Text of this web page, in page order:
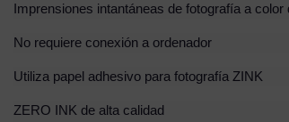
Imprensiones intantáneas de fotografía a
No requiere conexión a ordenador
Utiliza papel adhesivo para fotografía ZINK
ZERO INK de alta calidad